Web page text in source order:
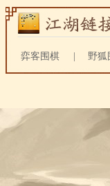
弈客围棋 野狐